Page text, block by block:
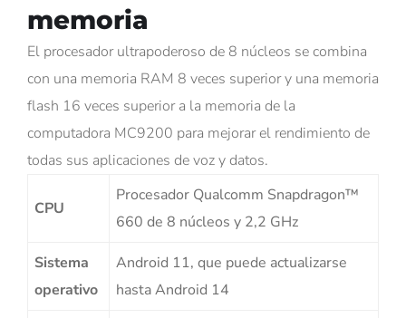
memoria
El procesador ultrapoderoso de 8 núcleos se combina
con una memoria RAM 8 veces superior y una memoria
flash 16 veces superior a la memoria de la
computadora MC9200 para mejorar el rendimiento de
todas sus aplicaciones de voz y datos.
CPU
Procesador Qualcomm Snapdragon™
660 de 8 núcleos y 2,2 GHz
Sistema
operativo
Android 11, que puede actualizarse
hasta Android 14